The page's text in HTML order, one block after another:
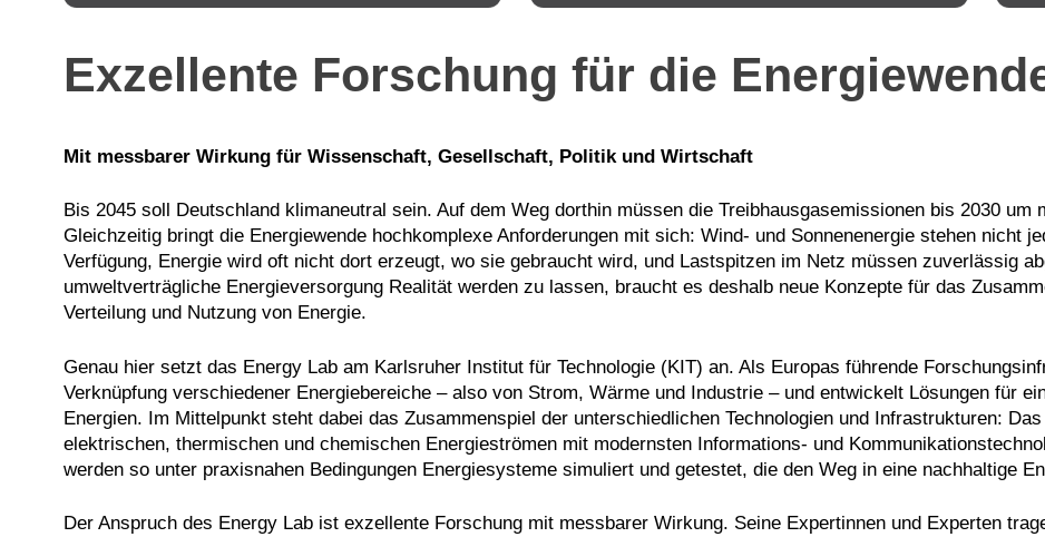
Exzellente Forschung für die
Mit messbarer Wirkung für Wissenschaft, Gesellschaft, Politik und Wirtschaft
Bis 2045 soll Deutschland klimaneutral sein. Auf dem Weg dorthin müssen die Treibhausgasemissionen bis 2030 um
Gleichzeitig bringt die Energiewende hochkomplexe Anforderungen mit sich: Wind- und Sonnenenergie stehen nicht
Verfügung, Energie wird oft nicht dort erzeugt, wo sie gebraucht wird, und Lastspitzen im Netz müssen zuverlässig
umweltverträgliche Energieversorgung Realität werden zu lassen, braucht es deshalb neue Konzepte für das
Verteilung und Nutzung von Energie.
Genau hier setzt das Energy Lab am Karlsruher Institut für Technologie (KIT) an. Als Europas führende
Verknüpfung verschiedener Energiebereiche – also von Strom, Wärme und Industrie – und entwickelt Lösungen für
Energien. Im Mittelpunkt steht dabei das Zusammenspiel der unterschiedlichen Technologien und Infrastrukturen:
elektrischen, thermischen und chemischen Energieströmen mit modernsten Informations- und
werden so unter praxisnahen Bedingungen Energiesysteme simuliert und getestet, die den Weg in eine nachhaltige
Der Anspruch des Energy Lab ist exzellente Forschung mit messbarer Wirkung. Seine Expertinnen und Experten